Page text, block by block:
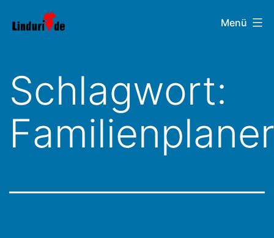
Inhalt
Linduri.de Menü
Schlagwort:
Familienplaner